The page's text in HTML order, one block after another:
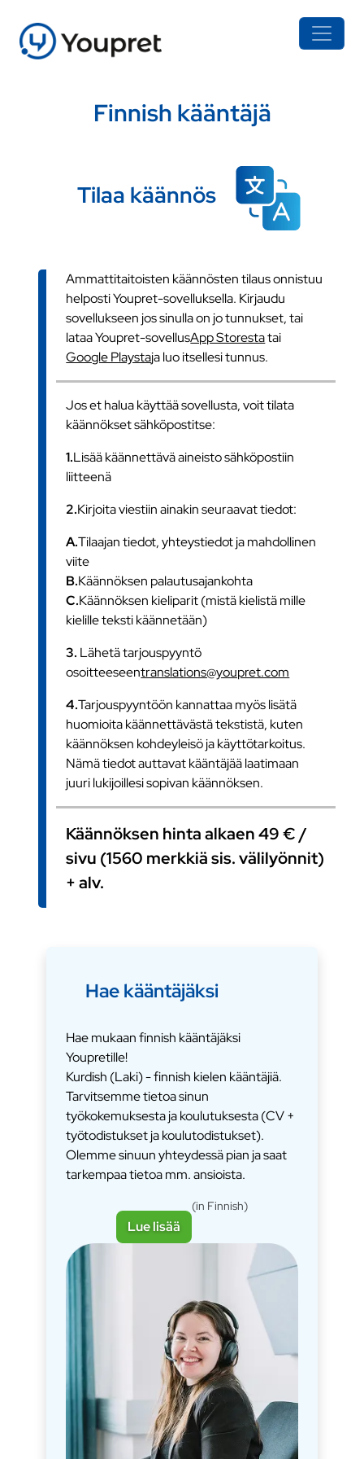
Finnish kääntäjä
Tilaa käännös
Ammattitaitoisten käännösten tilaus onnistuu
helposti Youpret-sovelluksella. Kirjaudu
sovellukseen jos sinulla on jo tunnukset, tai
lataa Youpret-sovellusApp Storestatai
Google Playstaja luo itsellesi tunnus.
Jos et halua käyttää sovellusta, voit tilata
käännökset sähköpostitse:
1.Lisää käännettävä aineisto sähköpostiin
liitteenä
2.Kirjoita viestiin ainakin seuraavat tiedot:
A.Tilaajan tiedot, yhteystiedot ja mahdollinen
viite
B.Käännöksen palautusajankohta
C.Käännöksen kieliparit (mistä kielistä mille
kielille teksti käännetään)
3. Lähetä tarjouspyyntö
osoitteeseentranslations@youpret.com
4.Tarjouspyyntöön kannattaa myös lisätä
huomioita käännettävästä tekstistä, kuten
käännöksen kohdeyleisö ja käyttötarkoitus.
Nämä tiedot auttavat kääntäjää laatimaan
juuri lukijoillesi sopivan käännöksen.
Käännöksen hinta alkaen 49 € /
sivu (1560 merkkiä sis. välilyönnit)
+ alv.
Hae kääntäjäksi
Hae mukaan finnish kääntäjäksi
Youpretille!
Kurdish (Laki) - finnish kielen kääntäjiä.
Tarvitsemme tietoa sinun
työkokemuksesta ja koulutuksesta (CV +
työtodistukset ja koulutodistukset).
Olemme sinuun yhteydessä pian ja saat
tarkempaa tietoa mm. ansioista.
Lue lisää
(in Finnish)